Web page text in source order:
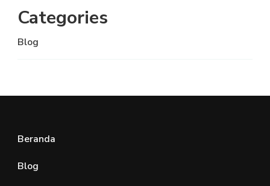
Categories
Blog
Beranda
Blog